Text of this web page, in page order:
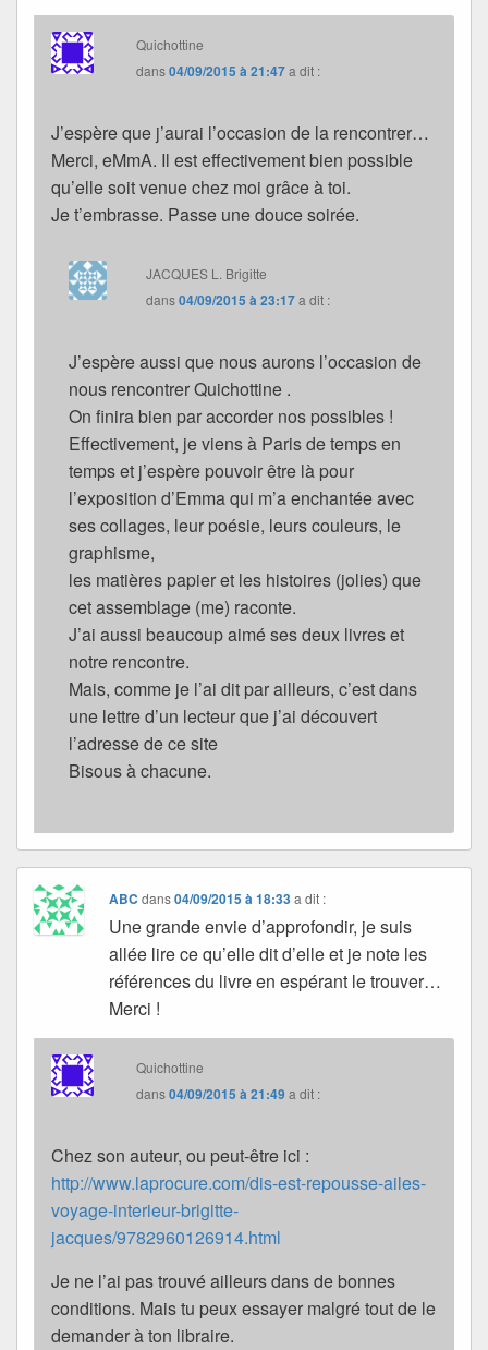
Quichottine
dans04/09/2015 à 21:47a dit :
J’espère que j’aurai l’occasion de la rencontrer…
Merci, eMmA. Il est effectivement bien possible
qu’elle soit venue chez moi grâce à toi.
Je t’embrasse. Passe une douce soirée.
JACQUES L. Brigitte
dans04/09/2015 à 23:17a dit :
J’espère aussi que nous aurons l’occasion de
nous rencontrer Quichottine .
On finira bien par accorder nos possibles !
Effectivement, je viens à Paris de temps en
temps et j’espère pouvoir être là pour
l’exposition d’Emma qui m’a enchantée avec
ses collages, leur poésie, leurs couleurs, le
graphisme,
les matières papier et les histoires (jolies) que
cet assemblage (me) raconte.
J’ai aussi beaucoup aimé ses deux livres et
notre rencontre.
Mais, comme je l’ai dit par ailleurs, c’est dans
une lettre d’un lecteur que j’ai découvert
l’adresse de ce site
Bisous à chacune.
ABC dans04/09/2015 à 18:33 a dit :
Une grande envie d’approfondir, je suis
allée lire ce qu’elle dit d’elle et je note les
références du livre en espérant le trouver…
Merci !
Quichottine
dans04/09/2015 à 21:49a dit :
Chez son auteur, ou peut-être ici :
http://www.laprocure.com/dis-est-repousse-ailes-
voyage-interieur-brigitte-
jacques/9782960126914.html
Je ne l’ai pas trouvé ailleurs dans de bonnes
conditions. Mais tu peux essayer malgré tout de le
demander à ton libraire.